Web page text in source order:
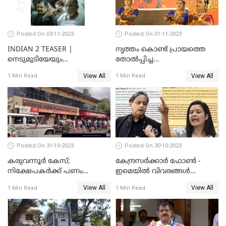
Posted On 03-11-2023
INDIAN 2 TEASER |
നെടുമുടിയേയും
കാണാം; ഇന്ത്യൻ 2 ടീസർ
പുറത്ത്
1 Min Read View All
Posted On 01-11-2023
നൃത്തം കൊണ്ട് പ്രായത്തെ
തോല്‍പ്പിച്ച
അറുപത്തി ആറ്‌ അമ്മമാരുടെ
അരങ്ങേറ്റം
1 Min Read View All
Posted On 31-10-2023
കരുവന്നൂർ കേസ്;
നിക്ഷേപകർക്ക് പണം
നിബന്ധനകൾ അറിയാം
1 Min Read View All
Posted On 30-10-2023
കേന്ദ്രസര്‍ക്കാര്‍ ഫോണ്‍ -
ഇമെയില്‍ വിവരങ്ങള്‍
പ്രതിപക്ഷ നേതാക്കള്‍
1 Min Read View All